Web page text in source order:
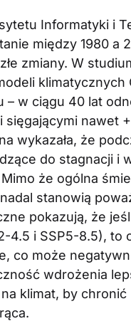
Informatyki i
między 1980
zmiany. W
– w ciągu 40 lat
sięgającymi nawet
wykazała, że
do stagnacji i
że ogólna
nadal stanowią
pokazują, że
4.5 i SSP5-8.5), to
co może
wdrożenia
klimat, by